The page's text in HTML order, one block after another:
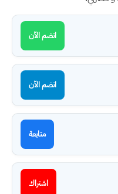
انضم الآن
انضم الآن
متابعة
اشتراك